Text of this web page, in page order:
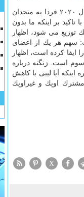
خبرنگاران شد. وی بار دیگر با اشاره به اینكه پیشنهاد كاهش تولید یك میلیون و ۵۰۰ هزار بشكه برای سه ماهه دوم سال ۲۰۲۰ فردا به متحدان
تاكید بر اینكه ما بدون
توزیع می شود، اظهار
سهم هر یك از اعضای
را ایفا كرده است، اظهار
است. زنگنه درباره
اینكه آیا لیبی با كاهش
اوپك و غیراوپك
X